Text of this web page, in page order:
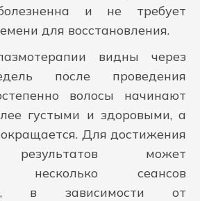
и не требует
для восстановления.
видны через
после проведения
волосы начинают
густыми и здоровыми, а
Для достижения
результатов может
несколько сеансов
в зависимости от